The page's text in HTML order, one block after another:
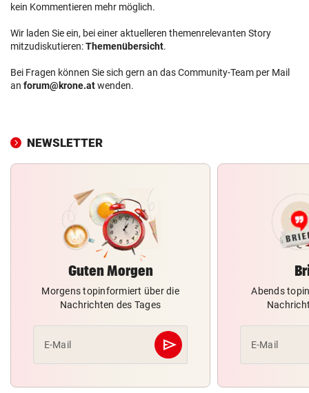
kein Kommentieren mehr möglich.
Wir laden Sie ein, bei einer aktuelleren themenrelevanten Story
mitzudiskutieren:Themenübersicht.
Bei Fragen können Sie sich gern an das Community-Team per Mail
an forum@krone.atwenden.
NEWSLETTER
Guten Morgen
Morgens topinformiert über die
Nachrichten des Tages
E-Mail send
Abschicken
Abends
E-Mail